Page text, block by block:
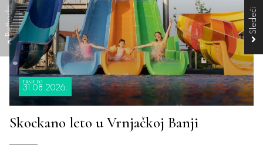
TRAJE DO
31.08.2026.
Skockano leto u Vrnjačkoj Banji